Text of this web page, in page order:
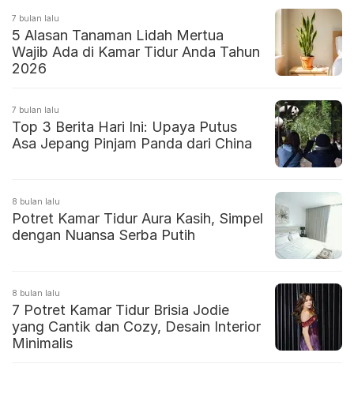
7 bulan lalu
5 Alasan Tanaman Lidah Mertua
Wajib Ada di Kamar Tidur Anda Tahun
2026
7 bulan lalu
Top 3 Berita Hari Ini: Upaya Putus
Asa Jepang Pinjam Panda dari China
8 bulan lalu
Potret Kamar Tidur Aura Kasih, Simpel
dengan Nuansa Serba Putih
8 bulan lalu
7 Potret Kamar Tidur Brisia Jodie
yang Cantik dan Cozy, Desain Interior
Minimalis